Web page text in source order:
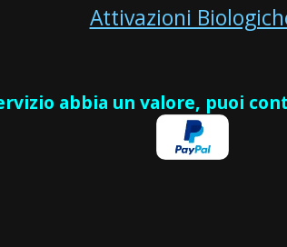
Attivazioni
abbia un valore, puoi